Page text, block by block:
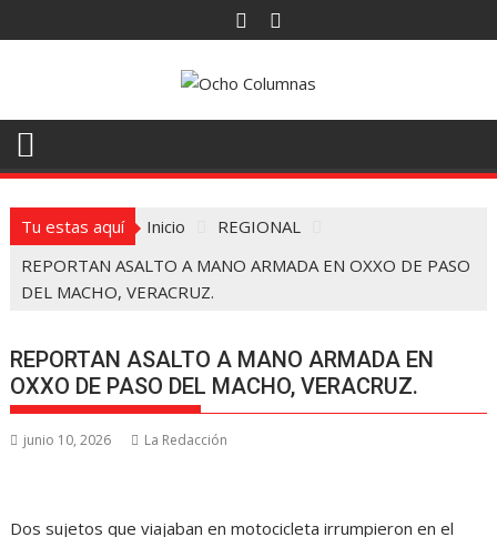
al
Tu estas aquí Inicio
REGIONAL
REPORTAN ASALTO A MANO ARMADA EN OXXO DE PASO
DEL MACHO, VERACRUZ.
REPORTAN ASALTO A MANO ARMADA EN
OXXO DE PASO DEL MACHO, VERACRUZ.
junio 10, 2026 La Redacción
Dos sujetos que viajaban en motocicleta irrumpieron en el